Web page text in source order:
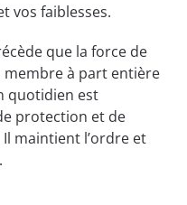
vos faiblesses.
que la force de
membre à part entière
quotidien est
protection et de
maintient l’ordre et